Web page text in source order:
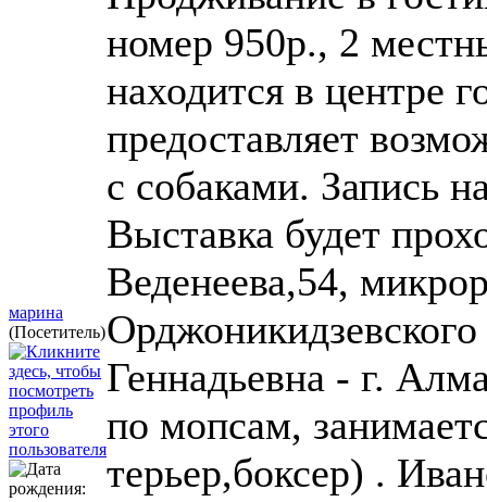
марина
(Посетитель)
номер 950р., 2
находится в центре
предоставляет
с собаками. Запись
Выставка будет
Веденеева,54,
Геннадьевна - г.
по мопсам,
терьер,боксер) .